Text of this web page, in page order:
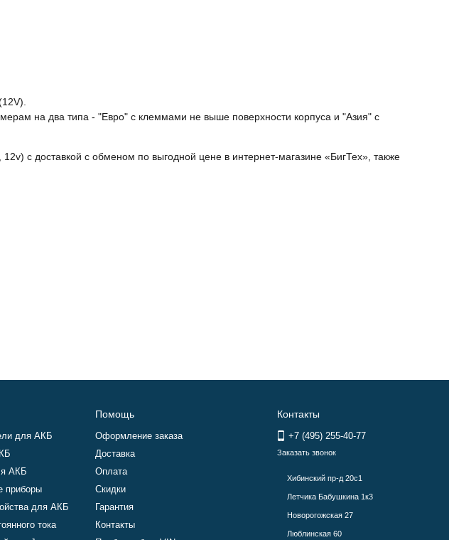
на два типа - "Евро" с клеммами не выше поверхности корпуса и "Азия" с
с доставкой с обменом по выгодной цене в интернет-магазине «БигТех», также
для АКБ
АКБ
приборы
для АКБ
тока
Помощь
Оформление заказа
Доставка
Оплата
Скидки
Гарантия
Контакты
Контакты
+7 (495) 255-40-77
Заказать звонок
Хибинский пр-д 20с1
Летчика Бабушкина 1к3
Новорогожская 27
Люблинская 60